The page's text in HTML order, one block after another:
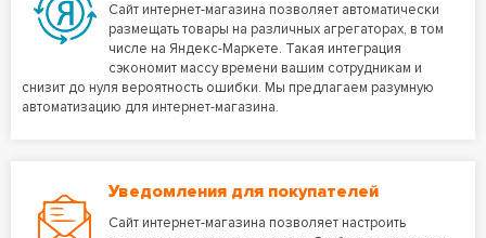
Сайт интернет-магазина позволяет автоматически
размещать товары на различных агрегаторах, в том
числе на Яндекс-Маркете. Такая интеграция
сэкономит массу времени вашим сотрудникам и
снизит до нуля вероятность ошибки. Мы предлагаем разумную
автоматизацию для интернет-магазина.
Уведомления для покупателей
Сайт интернет-магазина позволяет настроить